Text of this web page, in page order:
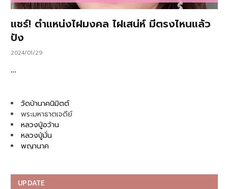
แชร์! ตำแหน่งไฝมงคล ไฝเสน่ห์ มีตรงไหนแล้ว
ปัง
2024/01/29
…
วัดป่านาคนิมิตต์
พระมหาธาตเจดีย์
หลวงปู่อว้าน
หลวงปู่มั่น
พญานาค
UPDATE